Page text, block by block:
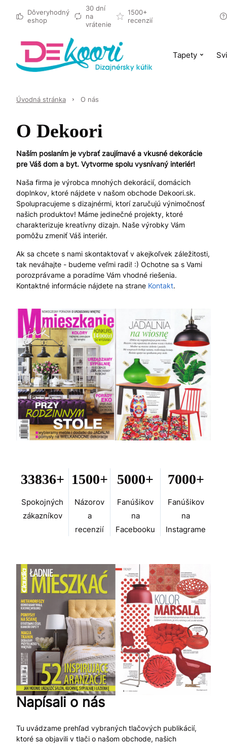
Dôveryhodný
eshop
30 dní
na
vrátenie
1500+
recenzií
Tapety
Úvodná stránka O nás
O Dekoori
Naším poslaním je vybrať zaujímavé a vkusné dekorácie
pre Váš dom a byt. Vytvorme spolu vysnívaný interiér!
Naša firma je výrobca mnohých dekorácií, domácich
doplnkov, ktoré nájdete v našom obchode Dekoori.sk.
Spolupracujeme s dizajnérmi, ktorí zaručujú výnimočnosť
našich produktov! Máme jedinečné projekty, ktoré
charakterizuje kreatívny dizajn. Naše výrobky Vám
pomôžu zmeniť Váš interiér.
Ak sa chcete s nami skontaktovať v akejkoľvek záležitosti,
tak neváhajte - budeme veľmi radi! :) Ochotne sa s Vami
porozprávame a poradíme Vám vhodné riešenia.
Kontaktné informácie nájdete na strane Kontakt.
33836+
Spokojných
zákazníkov
1500+
Názorov
a
recenzií
5000+
Fanúšikov
na
Facebooku
7000+
Fanúšikov
na
Instagrame
Napísali o nás
Tu uvádzame prehľad vybraných tlačových publikácií,
ktoré sa objavili v tlači o našom obchode, našich